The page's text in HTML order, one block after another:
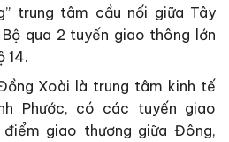
trung tâm cầu nối giữa Tây
qua 2 tuyến giao thông lớn
14.
Xoài là trung tâm kinh tế
Phước, có các tuyến giao
giao thương giữa Đông,